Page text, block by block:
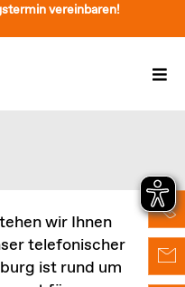
vereinbaren!
wir Ihnen
telefonischer
ist rund um